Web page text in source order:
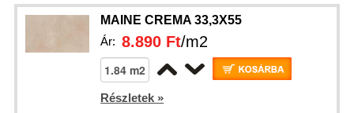
MAINE CREMA 33,3X55
Ár:8.890 Ft/m2
Részletek »